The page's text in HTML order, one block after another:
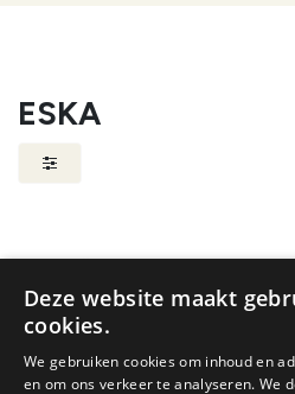
ESKA
Deze website maakt
cookies.
We gebruiken cookies om inhoud en
en om ons verkeer te analyseren. We